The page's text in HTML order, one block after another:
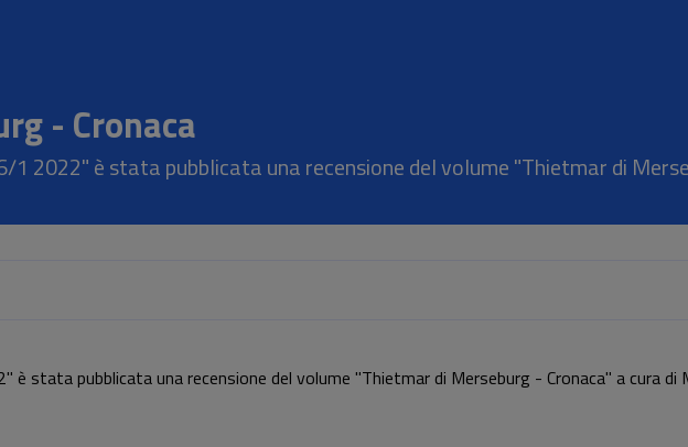
- Cronaca
1 2022" è stata pubblicata una recensione del volume "Thietmar di
è stata pubblicata una recensione del volume "Thietmar di Merseburg - Cronaca" a cura